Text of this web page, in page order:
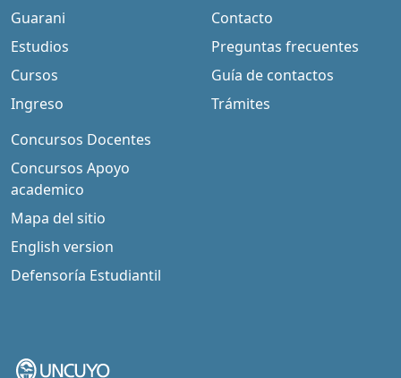
Guarani
Estudios
Cursos
Ingreso
Contacto
Preguntas frecuentes
Guía de contactos
Trámites
Concursos Docentes
Concursos Apoyo
academico
Mapa del sitio
English version
Defensoría Estudiantil